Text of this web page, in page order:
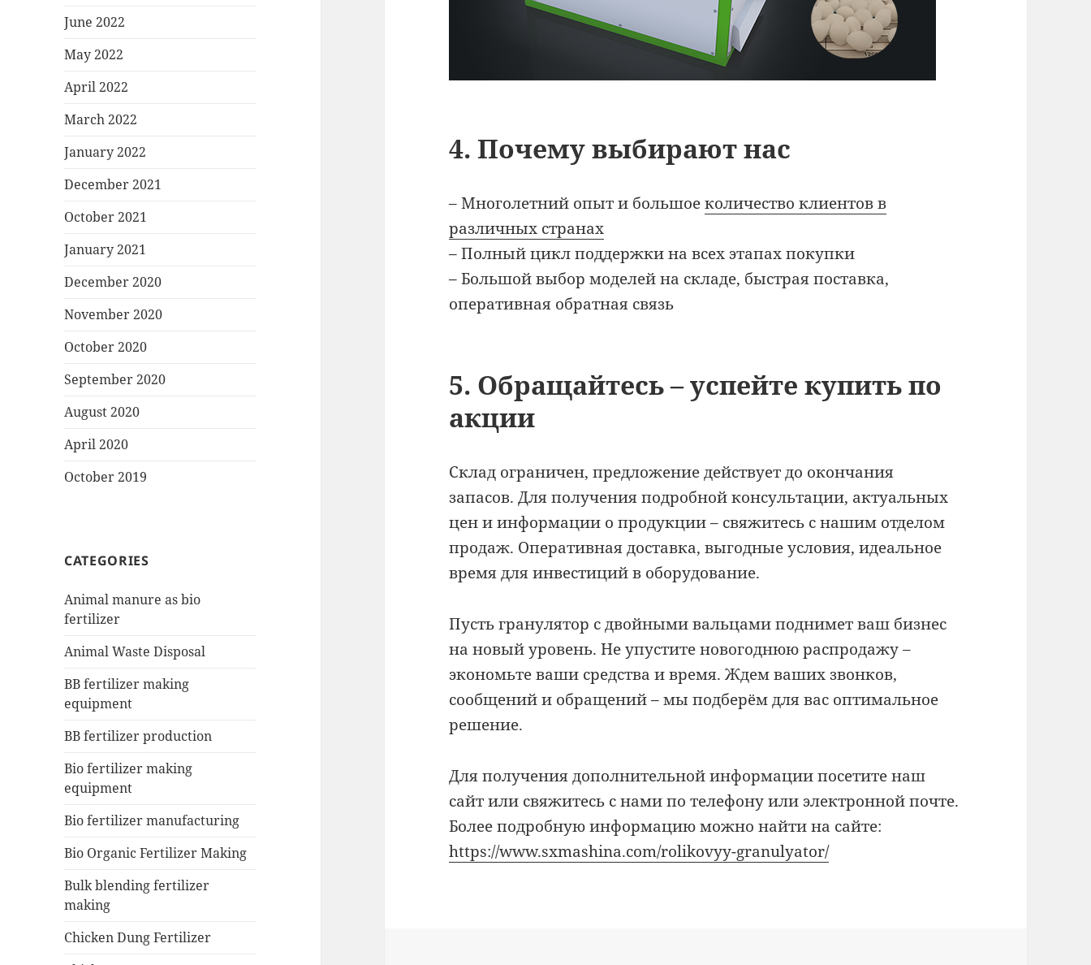
June 2022
May 2022
April 2022
March 2022
January 2022
December 2021
October 2021
January 2021
December 2020
November 2020
October 2020
September 2020
August 2020
April 2020
October 2019
CATEGORIES
Animal manure as bio
fertilizer
Animal Waste Disposal
BB fertilizer making
equipment
BB fertilizer production
Bio fertilizer making
equipment
Bio fertilizer manufacturing
Bio Organic Fertilizer Making
Bulk blending fertilizer
making
Chicken Dung Fertilizer
4. Почему выбирают нас
– Многолетний опыт и большоеколичество клиентов в
различных странах
– Полный цикл поддержки на всех этапах покупки
– Большой выбор моделей на складе, быстрая поставка,
оперативная обратная связь
5. Обращайтесь – успейте купить по
акции
Склад ограничен, предложение действует до окончания
запасов. Для получения подробной консультации, актуальных
цен и информации о продукции – свяжитесь с нашим отделом
продаж. Оперативная доставка, выгодные условия, идеальное
время для инвестиций в оборудование.
Пусть гранулятор с двойными вальцами поднимет ваш бизнес
на новый уровень. Не упустите новогоднюю распродажу –
экономьте ваши средства и время. Ждем ваших звонков,
сообщений и обращений – мы подберём для вас оптимальное
решение.
Для получения дополнительной информации посетите наш
сайт или свяжитесь с нами по телефону или электронной почте.
Более подробную информацию можно найти на сайте:
https://www.sxmashina.com/rolikovyy-granulyator/